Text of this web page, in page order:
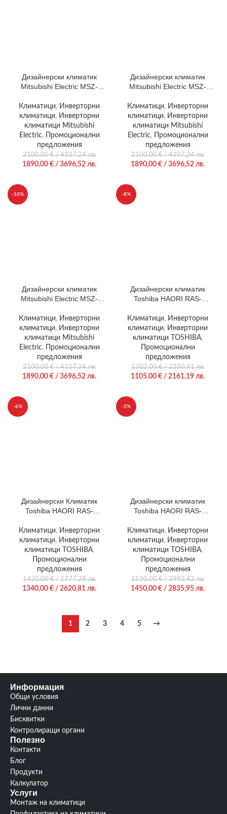
Дизайнерски климатик
Mitsubishi Electric MSZ-
Климатици, Инверторни
климатици, Инверторни
климатици Mitsubishi
Electric,
Промоционални
предложения
2100,00€/ 4107,24 лв.
1890,00 € / 3696,52 лв.
Дизайнерски климатик
Mitsubishi Electric MSZ-
Климатици, Инверторни
климатици, Инверторни
климатици Mitsubishi
Electric,
Промоционални
предложения
2100,00€/ 4107,24 лв.
1890,00 € / 3696,52 лв.
-10%
Дизайнерски климатик
Mitsubishi Electric MSZ-
Климатици, Инверторни
климатици, Инверторни
климатици Mitsubishi
Electric,
Промоционални
предложения
2100,00€/ 4107,24 лв.
1890,00 € / 3696,52 лв.
-8%
Дизайнерски климатик
Toshiba HAORI RAS-
10J2AVSG-E1
Климатици, Инверторни
климатици, Инверторни
климатици TOSHIBA,
Промоционални
предложения
1202,00€/ 2350,91 лв.
1105,00 € / 2161,19 лв.
-6%
Дизайнерски Климатик
Toshiba HAORI RAS-
13J2AVSG-E1
Климатици, Инверторни
климатици, Инверторни
климатици TOSHIBA,
Промоционални
предложения
1420,00€/ 2777,28 лв.
1340,00 € / 2620,81 лв.
-5%
Дизайнерски климатик
Toshiba HAORI RAS-
16J2AVSG-E1
Климатици, Инверторни
климатици, Инверторни
климатици TOSHIBA,
Промоционални
предложения
1530,00€/ 2992,42 лв.
1450,00 € / 2835,95 лв.
1 2 3 4 5 →
Информация
Общи условия
Лични данни
Бисквитки
Контролиращи органи
Полезно
Контакти
Блог
Продукти
Калкулатор
Услуги
Монтаж на климатици